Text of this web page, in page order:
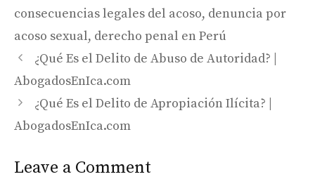
consecuencias legales del acoso, denuncia por
acoso sexual, derecho penal en Perú
¿Qué Es el Delito de Abuso de Autoridad? |
AbogadosEnIca.com
¿Qué Es el Delito de Apropiación Ilícita? |
AbogadosEnIca.com
Leave a Comment